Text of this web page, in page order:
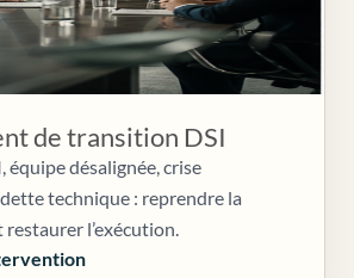
de transition DSI
équipe désalignée, crise
technique : reprendre la
l’exécution.